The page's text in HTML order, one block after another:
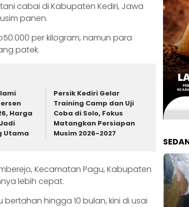
cabai di Kabupaten Kediri, Jawa
panen.
per kilogram, namun para
patek.
Harga
Utama
Persik Kediri Gelar
Training Camp dan Uji
Coba di Solo, Fokus
Matangkan Persiapan
Musim 2026-2027
Kecamatan Pagu, Kabupaten
lebih cepat.
hingga 10 bulan, kini di usai